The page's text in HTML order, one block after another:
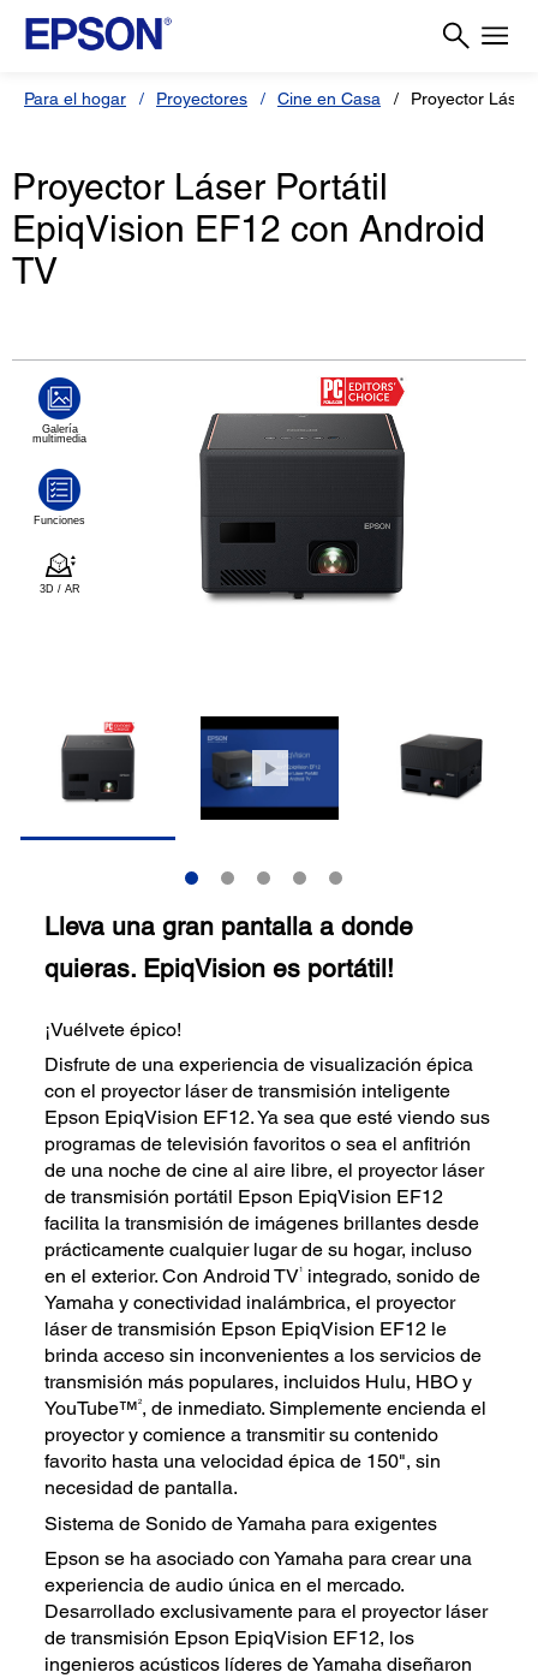
Para el hogar Proyectores Cine en Casa Proyector Láser
Proyector Láser Portátil
EpiqVision EF12 con Android
TV
Lleva una gran pantalla a donde
quieras. EpiqVision es portátil!
¡Vuélvete épico!
Disfrute de una experiencia de visualización épica
con el proyector láser de transmisión inteligente
Epson EpiqVision EF12. Ya sea que esté viendo sus
programas de televisión favoritos o sea el anfitrión
de una noche de cine al aire libre, el proyector láser
de transmisión portátil Epson EpiqVision EF12
facilita la transmisión de imágenes brillantes desde
prácticamente cualquier lugar de su hogar, incluso
en el exterior. Con Android TV1
integrado, sonido de
Yamaha y conectividad inalámbrica, el proyector
láser de transmisión Epson EpiqVision EF12 le
brinda acceso sin inconvenientes a los servicios de
transmisión más populares, incluidos Hulu, HBO y
YouTube™2, de inmediato. Simplemente encienda el
proyector y comience a transmitir su contenido
favorito hasta una velocidad épica de 150", sin
necesidad de pantalla.
Sistema de Sonido de Yamaha para exigentes
Epson se ha asociado con Yamaha para crear una
experiencia de audio única en el mercado.
Desarrollado exclusivamente para el proyector láser
de transmisión Epson EpiqVision EF12, los
ingenieros acústicos líderes de Yamaha diseñaron